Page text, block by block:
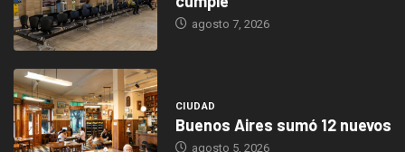
agosto 7, 2026
CIUDAD
Buenos Aires sumó 12 nuevos
agosto 5, 2026